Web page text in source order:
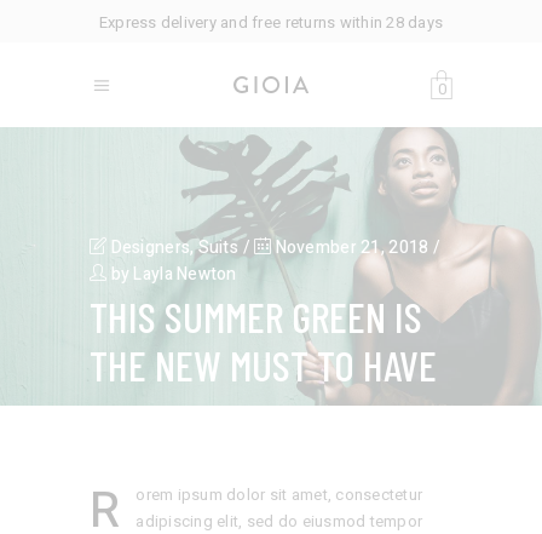
Express delivery and free returns within 28 days
0
Designers,Suits
November 21, 2018
by Layla Newton
THIS SUMMER GREEN IS
THE NEW MUST TO HAVE
R
orem ipsum dolor sit amet, consectetur
adipiscing elit, sed do eiusmod tempor